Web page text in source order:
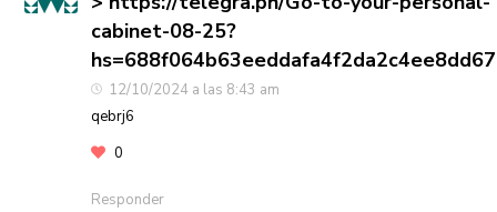
cabinet-08-25?
12/10/2024 a las 8:43 am
qebrj6
0
Responder